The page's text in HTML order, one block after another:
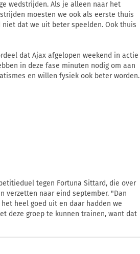
wedstrijden. Als je alleen naar het
moesten we ook als eerste thuis
dat we uit beter speelden. Ook thuis
dat Ajax afgelopen weekend in actie
in deze fase minuten nodig om aan
en willen fysiek ook beter worden.
tegen Fortuna Sittard, die over
verzetten naar eind september. "Dan
heel goed uit en daar hadden we
deze groep te kunnen trainen, want dat